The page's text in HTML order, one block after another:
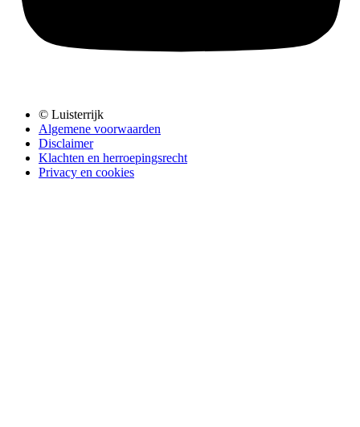
© Luisterrijk
Algemene voorwaarden
Disclaimer
Klachten en herroepingsrecht
Privacy en cookies